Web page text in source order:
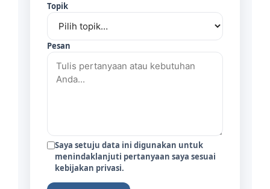
Topik
Pesan
Saya setuju data ini digunakan untuk
menindaklanjuti pertanyaan saya sesuai
kebijakan privasi.